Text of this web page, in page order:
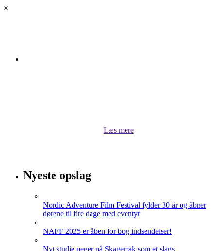
×
Læs mere
Nyeste opslag
Nordic Adventure Film Festival fylder 30 år og åbner
dørene til fire dage med eventyr
NAFF 2025 er åben for bog indsendelser!
Nyt studie peger på Skagerrak som et slags